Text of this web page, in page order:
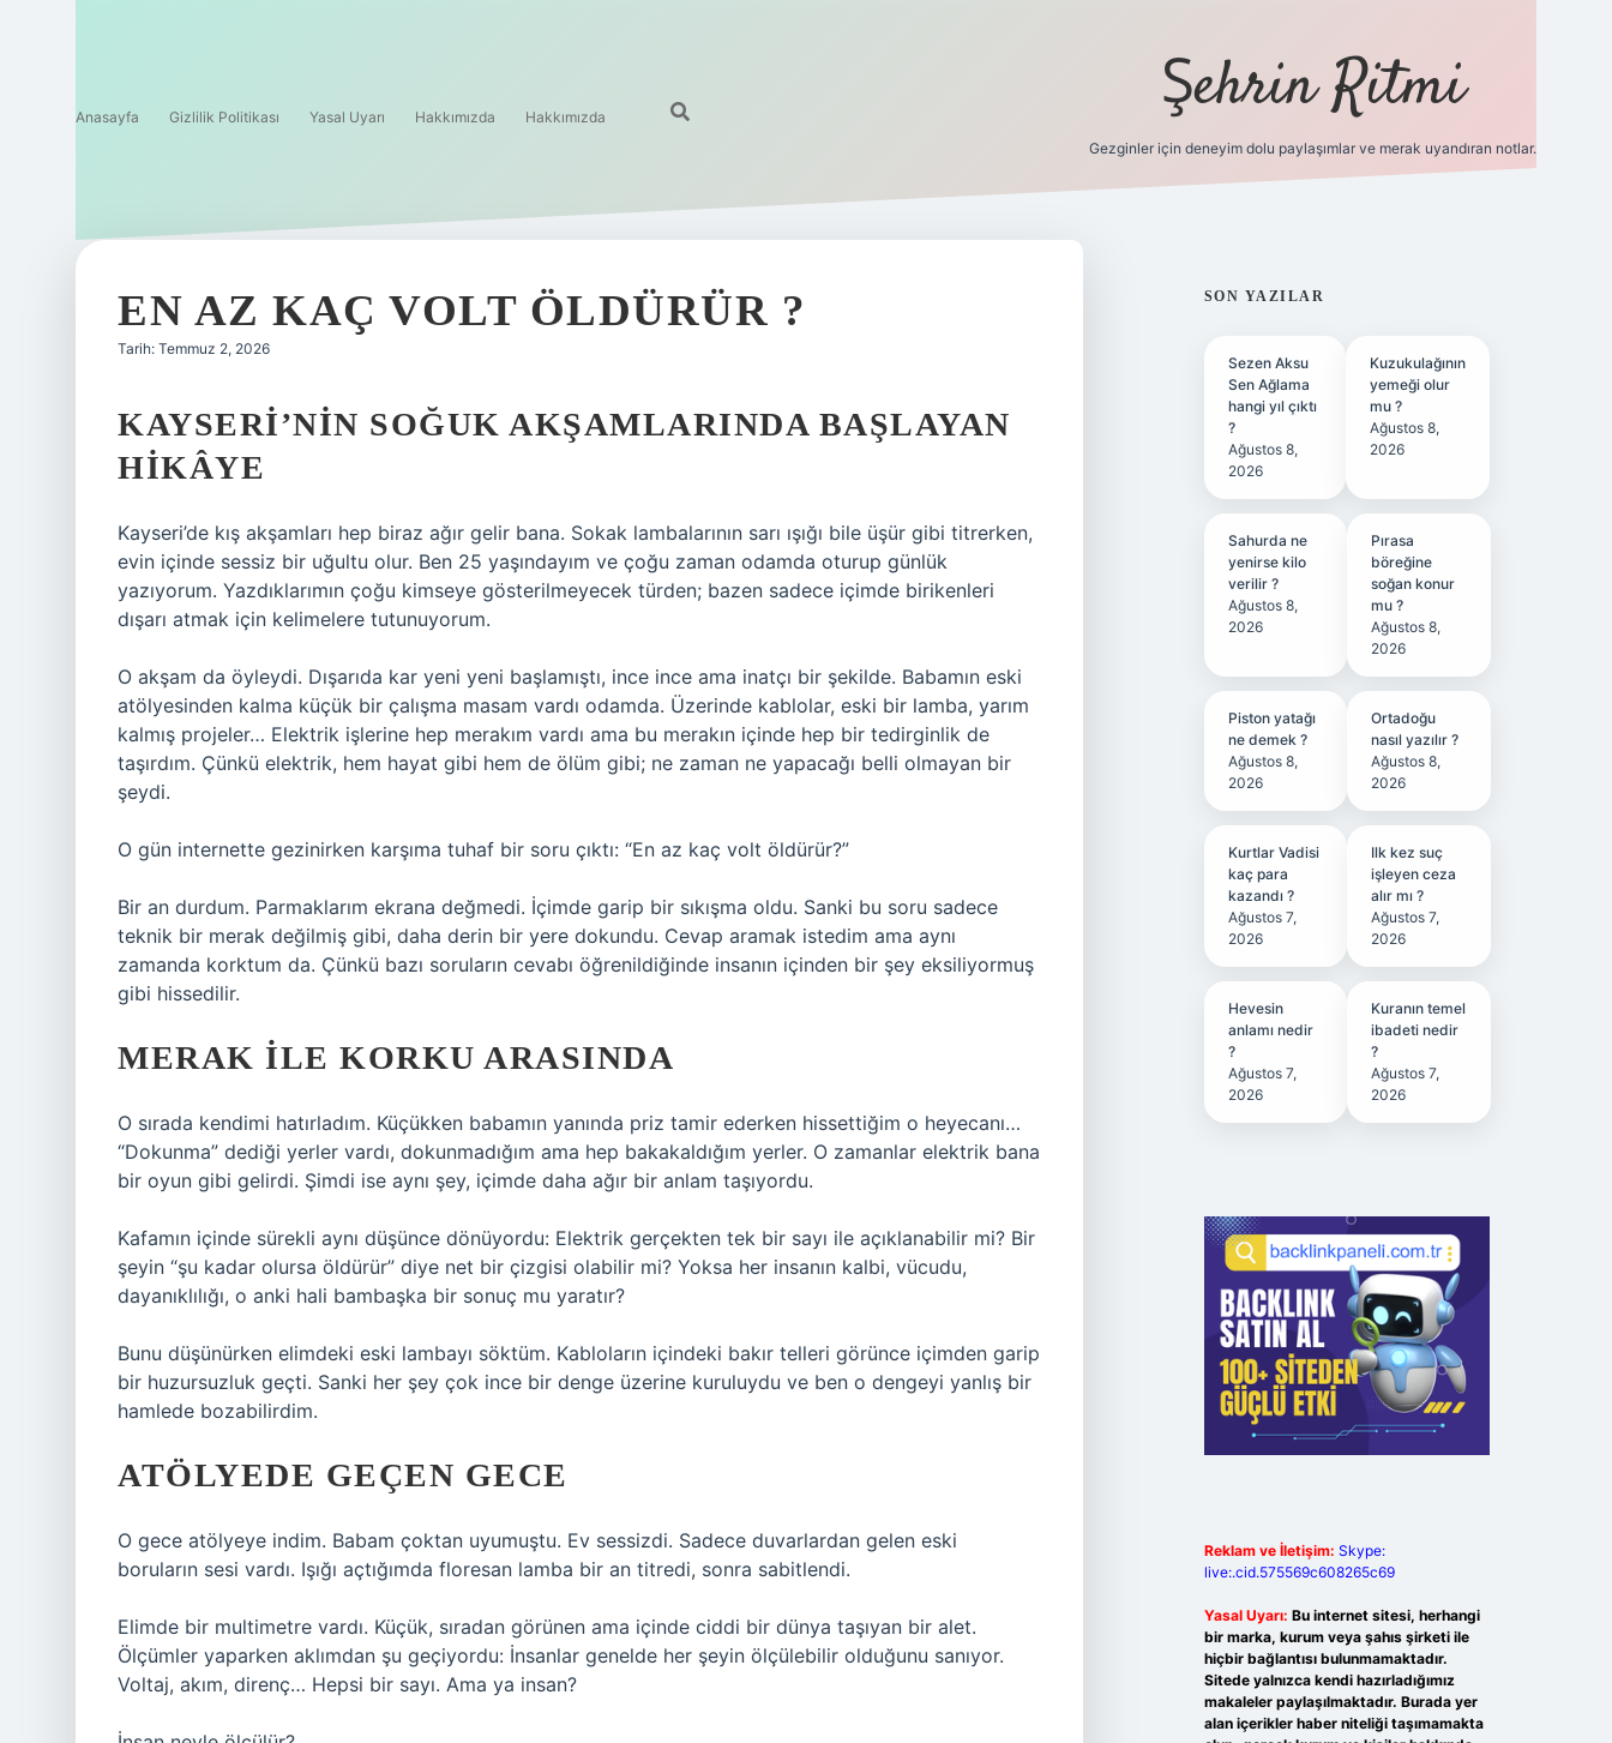
Anasayfa Gizlilik Politikası Yasal Uyarı Hakkımızda Hakkımızda Şehrin Ritmi
Gezginler için deneyim dolu paylaşımlar ve merak uyandıran notlar.
EN AZ KAÇ VOLT ÖLDÜRÜR ?
Tarih: Temmuz 2, 2026
KAYSERI’NIN SOĞUK AKŞAMLARINDA BAŞLAYAN
HIKÂYE
Kayseri’de kış akşamları hep biraz ağır gelir bana. Sokak lambalarının sarı ışığı bile üşür gibi titrerken,
evin içinde sessiz bir uğultu olur. Ben 25 yaşındayım ve çoğu zaman odamda oturup günlük
yazıyorum. Yazdıklarımın çoğu kimseye gösterilmeyecek türden; bazen sadece içimde birikenleri
dışarı atmak için kelimelere tutunuyorum.
O akşam da öyleydi. Dışarıda kar yeni yeni başlamıştı, ince ince ama inatçı bir şekilde. Babamın eski
atölyesinden kalma küçük bir çalışma masam vardı odamda. Üzerinde kablolar, eski bir lamba, yarım
kalmış projeler… Elektrik işlerine hep merakım vardı ama bu merakın içinde hep bir tedirginlik de
taşırdım. Çünkü elektrik, hem hayat gibi hem de ölüm gibi; ne zaman ne yapacağı belli olmayan bir
şeydi.
O gün internette gezinirken karşıma tuhaf bir soru çıktı: “En az kaç volt öldürür?”
Bir an durdum. Parmaklarım ekrana değmedi. İçimde garip bir sıkışma oldu. Sanki bu soru sadece
teknik bir merak değilmiş gibi, daha derin bir yere dokundu. Cevap aramak istedim ama aynı
zamanda korktum da. Çünkü bazı soruların cevabı öğrenildiğinde insanın içinden bir şey eksiliyormuş
gibi hissedilir.
MERAK ILE KORKU ARASINDA
O sırada kendimi hatırladım. Küçükken babamın yanında priz tamir ederken hissettiğim o heyecanı…
“Dokunma” dediği yerler vardı, dokunmadığım ama hep bakakaldığım yerler. O zamanlar elektrik bana
bir oyun gibi gelirdi. Şimdi ise aynı şey, içimde daha ağır bir anlam taşıyordu.
Kafamın içinde sürekli aynı düşünce dönüyordu: Elektrik gerçekten tek bir sayı ile açıklanabilir mi? Bir
şeyin “şu kadar olursa öldürür” diye net bir çizgisi olabilir mi? Yoksa her insanın kalbi, vücudu,
dayanıklılığı, o anki hali bambaşka bir sonuç mu yaratır?
Bunu düşünürken elimdeki eski lambayı söktüm. Kabloların içindeki bakır telleri görünce içimden garip
bir huzursuzluk geçti. Sanki her şey çok ince bir denge üzerine kuruluydu ve ben o dengeyi yanlış bir
hamlede bozabilirdim.
ATÖLYEDE GEÇEN GECE
O gece atölyeye indim. Babam çoktan uyumuştu. Ev sessizdi. Sadece duvarlardan gelen eski
boruların sesi vardı. Işığı açtığımda floresan lamba bir an titredi, sonra sabitlendi.
Elimde bir multimetre vardı. Küçük, sıradan görünen ama içinde ciddi bir dünya taşıyan bir alet.
Ölçümler yaparken aklımdan şu geçiyordu: İnsanlar genelde her şeyin ölçülebilir olduğunu sanıyor.
Voltaj, akım, direnç… Hepsi bir sayı. Ama ya insan?
SIDEBAR
SON YAZILAR
Sezen Aksu
Sen Ağlama
hangi yıl çıktı
?
Ağustos 8,
2026
Kuzukulağının
yemeği olur
mu ?
Ağustos 8,
2026
Sahurda ne
yenirse kilo
verilir ?
Ağustos 8,
2026
Pırasa
böreğine
soğan konur
mu ?
Ağustos 8,
2026
Piston yatağı
ne demek ?
Ağustos 8,
2026
Ortadoğu
nasıl yazılır ?
Ağustos 8,
2026
Kurtlar Vadisi
kaç para
kazandı ?
Ağustos 7,
2026
Ilk kez suç
işleyen ceza
alır mı ?
Ağustos 7,
2026
Hevesin
anlamı nedir
?
Ağustos 7,
2026
Kuranın temel
ibadeti nedir
?
Ağustos 7,
2026
Reklam ve İletişim: Skype:
live:.cid.575569c608265c69
Yasal Uyarı: Bu internet sitesi, herhangi
bir marka, kurum veya şahıs şirketi ile
hiçbir bağlantısı bulunmamaktadır.
Sitede yalnızca kendi hazırladığımız
makaleler paylaşılmaktadır. Burada yer
alan içerikler haber niteliği taşımamakta